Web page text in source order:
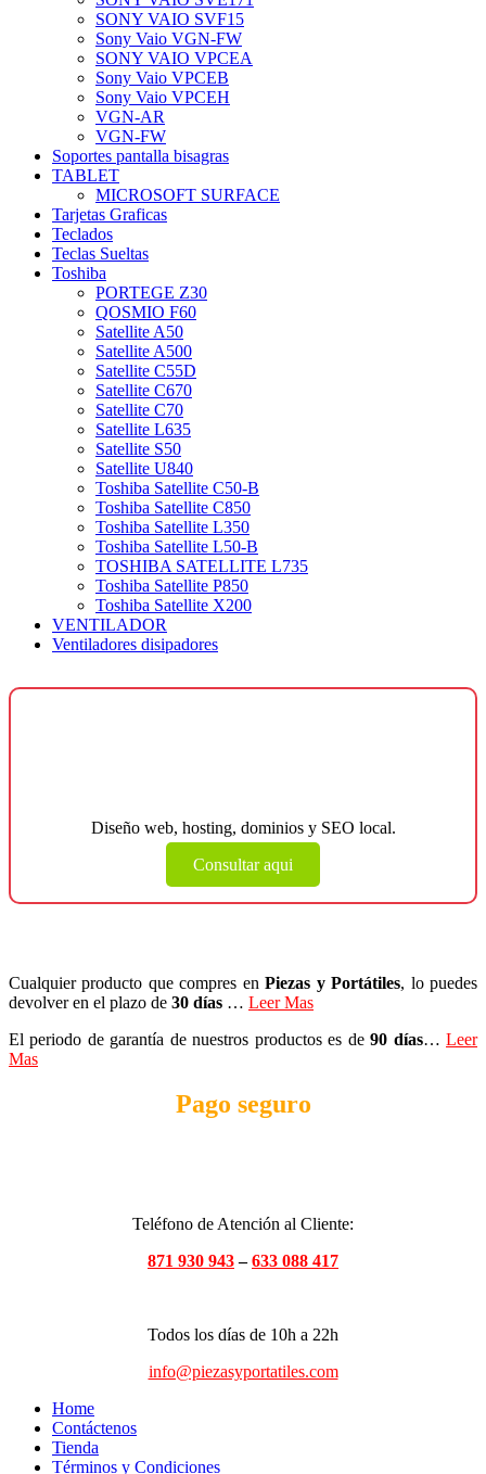
SONY VAIO SVF15
Sony Vaio VGN-FW
SONY VAIO VPCEA
Sony Vaio VPCEB
Sony Vaio VPCEH
VGN-AR
VGN-FW
Soportes pantalla bisagras
TABLET
MICROSOFT SURFACE
Tarjetas Graficas
Teclados
Teclas Sueltas
Toshiba
PORTEGE Z30
QOSMIO F60
Satellite A50
Satellite A500
Satellite C55D
Satellite C670
Satellite C70
Satellite L635
Satellite S50
Satellite U840
Toshiba Satellite C50-B
Toshiba Satellite C850
Toshiba Satellite L350
Toshiba Satellite L50-B
TOSHIBA SATELLITE L735
Toshiba Satellite P850
Toshiba Satellite X200
VENTILADOR
Ventiladores disipadores
Diseño web, hosting, dominios y SEO local.
Consultar aqui
Cualquier producto que compres enPiezas y Portátiles, lo puedes
devolver en el plazo de 30 días … Leer Mas
El periodo de garantía de nuestros productos es de90 días…Leer
Mas
Pago seguro
Teléfono de Atención al Cliente:
871 930 943–633 088 417
Todos los días de 10h a 22h
info@piezasyportatiles.com
Home
Contáctenos
Tienda
Términos y Condiciones